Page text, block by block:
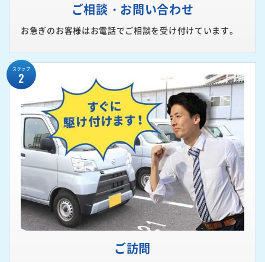
ご相談・お問い合わせ
お急ぎのお客様はお電話でご相談を受け付けています。
ステップ
2
ご訪問